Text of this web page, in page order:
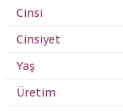
Cinsi
Cinsiyet
Yaş
Üretim